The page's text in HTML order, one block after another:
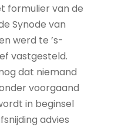
formulier van de
Synode van
werd te ’s-
vastgesteld.
dat niemand
voorgaand
in beginsel
advies